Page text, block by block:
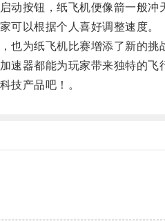
按钮，纸飞机便像箭一般冲
以根据个人喜好调整速度。
为纸飞机比赛增添了新的挑
器都能为玩家带来独特的飞
产品吧！。